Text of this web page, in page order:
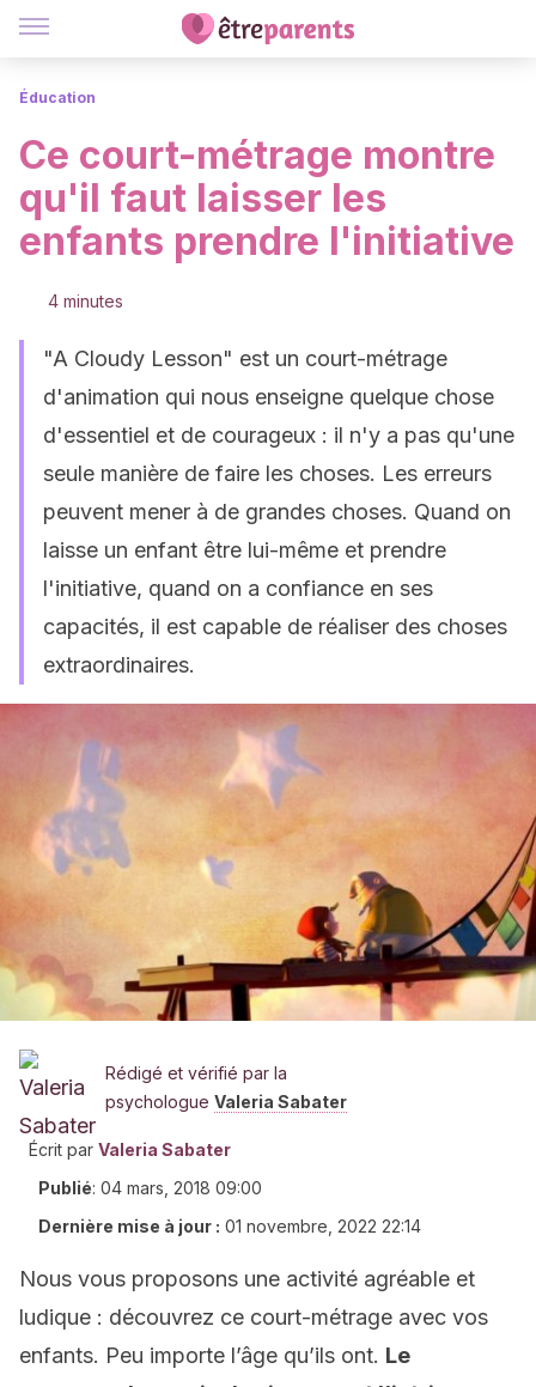
Éducation
Ce court-métrage montre
qu'il faut laisser les
enfants prendre l'initiative
4 minutes
"A Cloudy Lesson" est un court-métrage
d'animation qui nous enseigne quelque chose
d'essentiel et de courageux : il n'y a pas qu'une
seule manière de faire les choses. Les erreurs
peuvent mener à de grandes choses. Quand on
laisse un enfant être lui-même et prendre
l'initiative, quand on a confiance en ses
capacités, il est capable de réaliser des choses
extraordinaires.
Rédigé et vérifié par la
psychologue Valeria Sabater
Écrit par Valeria Sabater
Publié: 04 mars, 2018 09:00
Dernière mise à jour : 01 novembre, 2022 22:14
Nous vous proposons une activité agréable et
ludique : découvrez ce court-métrage avec vos
enfants. Peu importe l’âge qu’ils ont. Le